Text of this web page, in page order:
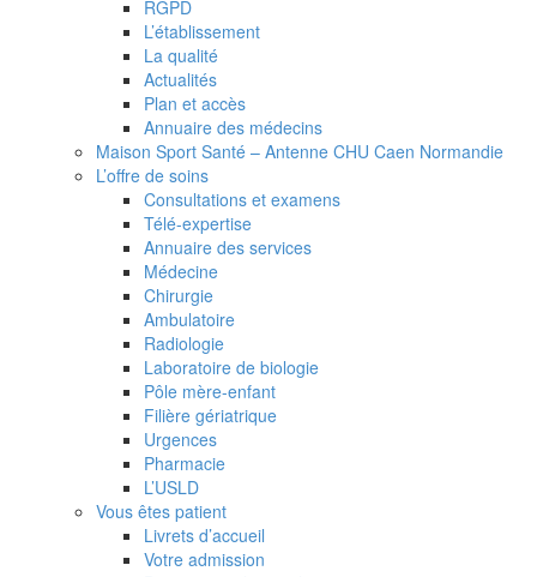
RGPD
L’établissement
La qualité
Actualités
Plan et accès
Annuaire des médecins
Maison Sport Santé – Antenne CHU Caen Normandie
L’offre de soins
Consultations et examens
Télé-expertise
Annuaire des services
Médecine
Chirurgie
Ambulatoire
Radiologie
Laboratoire de biologie
Pôle mère-enfant
Filière gériatrique
Urgences
Pharmacie
L’USLD
Vous êtes patient
Livrets d’accueil
Votre admission